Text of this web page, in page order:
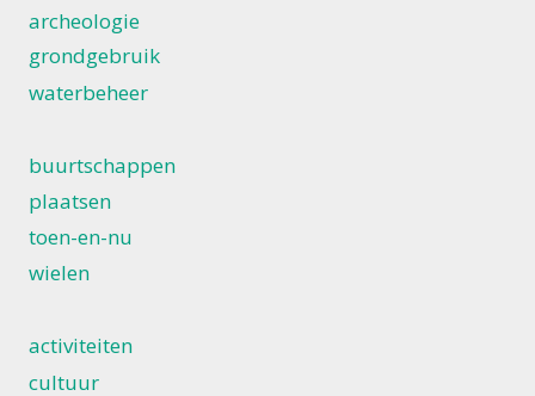
archeologie
grondgebruik
waterbeheer
buurtschappen
plaatsen
toen-en-nu
wielen
activiteiten
cultuur